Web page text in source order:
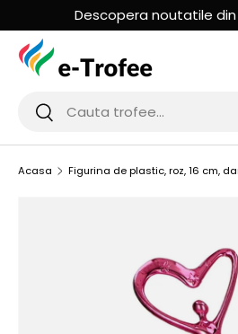
MERGI LA CONTINUT
Descopera noutatile
Cauta
Cauta
Acasa Figurina de plastic, roz, 16 cm,